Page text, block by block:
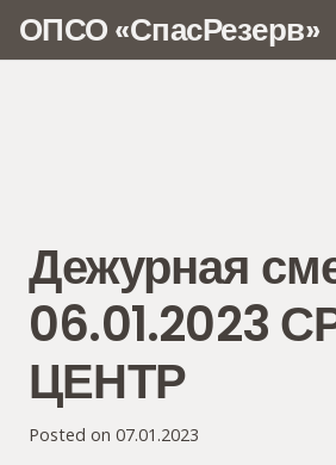
ОПСО «СпасРезерв»
Дежурная
06.01.2023
ЦЕНТР
Posted on 07.01.2023